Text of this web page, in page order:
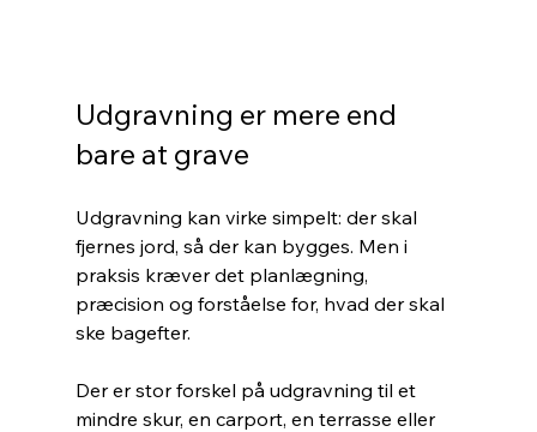
Udgravning er mere end
bare at grave
Udgravning kan virke simpelt: der skal
fjernes jord, så der kan bygges. Men i
praksis kræver det planlægning,
præcision og forståelse for, hvad der skal
ske bagefter.
Der er stor forskel på udgravning til et
mindre skur, en carport, en terrasse eller